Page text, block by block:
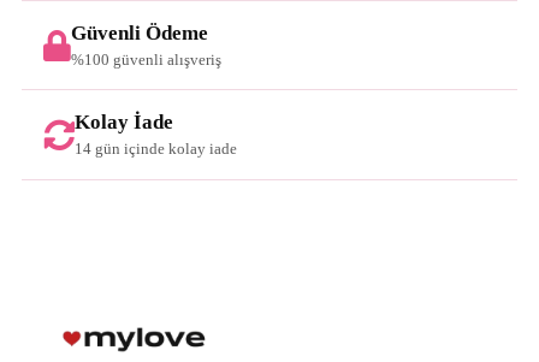
Güvenli Ödeme
%100 güvenli alışveriş
Kolay İade
14 gün içinde kolay iade